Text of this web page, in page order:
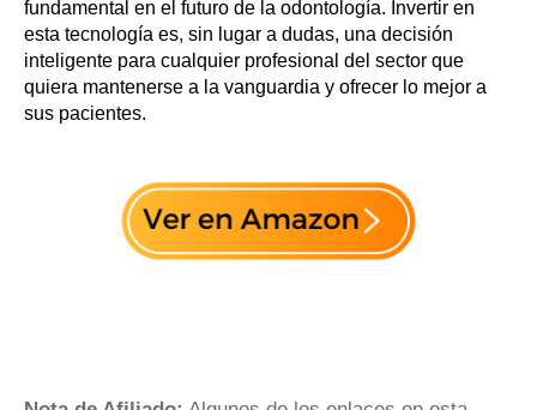
fundamental en el futuro de la odontología. Invertir en
esta tecnología es, sin lugar a dudas, una decisión
inteligente para cualquier profesional del sector que
quiera mantenerse a la vanguardia y ofrecer lo mejor a
sus pacientes.